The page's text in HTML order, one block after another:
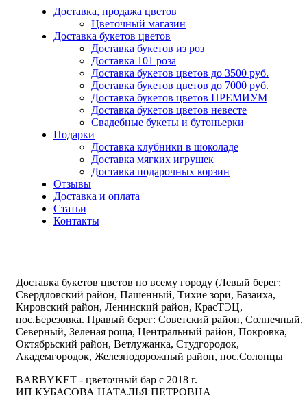
Доставка, продажа цветов
Цветочный магазин
Доставка букетов цветов
Доставка букетов из роз
Доставка 101 роза
Доставка букетов цветов до 3500 руб.
Доставка букетов цветов до 7000 руб.
Доставка букетов цветов ПРЕМИУМ
Доставка букетов цветов невесте
Свадебные букеты и бутоньерки
Подарки
Доставка клубники в шоколаде
Доставка мягких игрушек
Доставка подарочных корзин
Отзывы
Доставка и оплата
Статьи
Контакты
Доставка букетов цветов по всему городу (Левый берег:
Свердловский район, Пашенный, Тихие зори, Базаиха,
Кировский район, Ленинский район, КрасТЭЦ,
пос.Березовка. Правый берег: Советский район, Солнечный,
Северный, Зеленая роща, Центральный район, Покровка,
Октябрьский район, Ветлужанка, Студгородок,
Академгородок, Железнодорожный район, пос.Солонцы
BARBYKET - цветочный бар с 2018 г.
ИП КУБАСОВА НАТАЛЬЯ ПЕТРОВНА